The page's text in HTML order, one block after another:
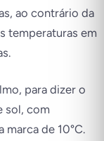
ao contrário da
temperaturas em
para dizer o
sol, com
de 10°C.